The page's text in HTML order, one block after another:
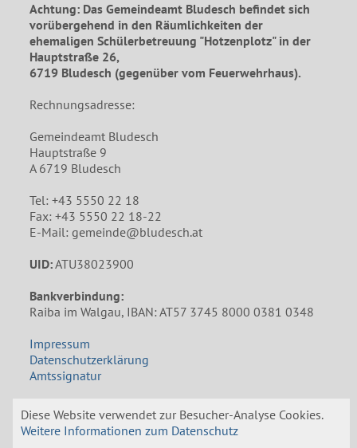
Diese Website verwendet zur Besucher-Analyse Cookies.
Weitere Informationen zum Datenschutz
Achtung: Das Gemeindeamt Bludesch befindet sich
vorübergehend in den Räumlichkeiten der
ehemaligen Schülerbetreuung "Hotzenplotz" in der
Hauptstraße 26,
6719 Bludesch (gegenüber vom Feuerwehrhaus).
Rechnungsadresse:
Gemeindeamt Bludesch
Hauptstraße 9
A 6719 Bludesch
Tel: +43 5550 22 18
Fax: +43 5550 22 18-22
E-Mail: gemeinde@bludesch.at
UID:ATU38023900
Bankverbindung:
Raiba im Walgau, IBAN: AT57 3745 8000 0381 0348
Impressum
Datenschutzerklärung
Amtssignatur
Öffnungszeiten Gemeindeamt